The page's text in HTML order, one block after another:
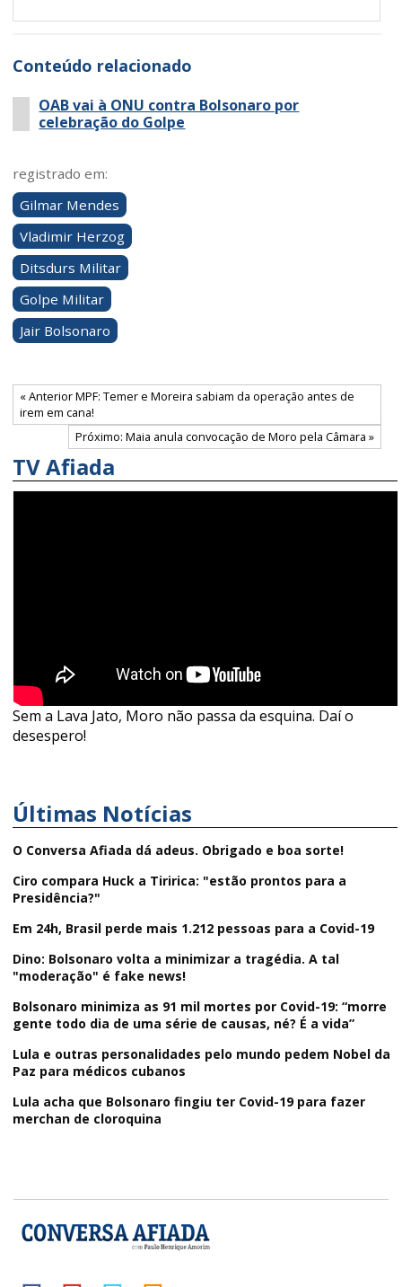
Conteúdo relacionado
OAB vai à ONU contra Bolsonaro por
celebração do Golpe
registrado em:
Gilmar Mendes
Vladimir Herzog
Ditsdurs Militar
Golpe Militar
Jair Bolsonaro
« Anterior MPF: Temer e Moreira sabiam da operação antes de
irem em cana!
Próximo: Maia anula convocação de Moro pela Câmara »
TV Afiada
Sem a Lava Jato, Moro não passa da esquina. Daí o
desespero!
Últimas Notícias
O Conversa Afiada dá adeus. Obrigado e boa sorte!
Ciro compara Huck a Tiririca: "estão prontos para a
Presidência?"
Em 24h, Brasil perde mais 1.212 pessoas para a Covid-19
Dino: Bolsonaro volta a minimizar a tragédia. A tal
"moderação" é fake news!
Bolsonaro minimiza as 91 mil mortes por Covid-19: “morre
gente todo dia de uma série de causas, né? É a vida”
Lula e outras personalidades pelo mundo pedem Nobel da
Paz para médicos cubanos
Lula acha que Bolsonaro fingiu ter Covid-19 para fazer
merchan de cloroquina